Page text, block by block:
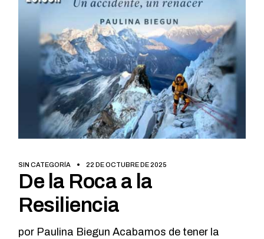
SIN CATEGORÍA 22 DE OCTUBRE DE 2025
De la Roca a la
Resiliencia
por Paulina Biegun Acabamos de tener la